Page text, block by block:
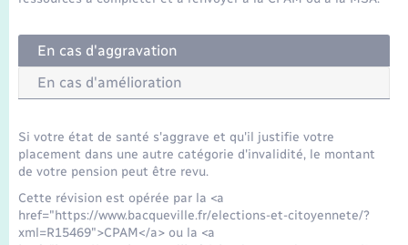
Voirie et espace public
En cas d'aggravation
En cas d'amélioration
Si votre état de santé s'aggrave et qu'il justifie votre
placement dans une autre catégorie d'invalidité, le montant
de votre pension peut être revu.
Cette révision est opérée par la <a
href="https://www.bacqueville.fr/elections-et-citoyennete/?
xml=R15469">CPAM</a> ou la <a